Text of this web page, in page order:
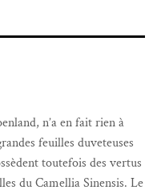
n’a en fait rien à
feuilles duveteuses
toutefois des vertus
du Camellia Sinensis. Le